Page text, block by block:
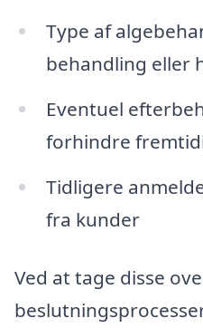
Type af
behandling eller
Eventuel
forhindre
Tidligere
fra kunder
Ved at tage disse